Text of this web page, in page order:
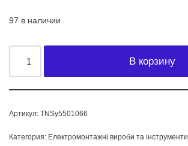
97 в наличии
В корзину
Артикул: TNSy5501066
Категория: Електромонтажні вироби та інструменти